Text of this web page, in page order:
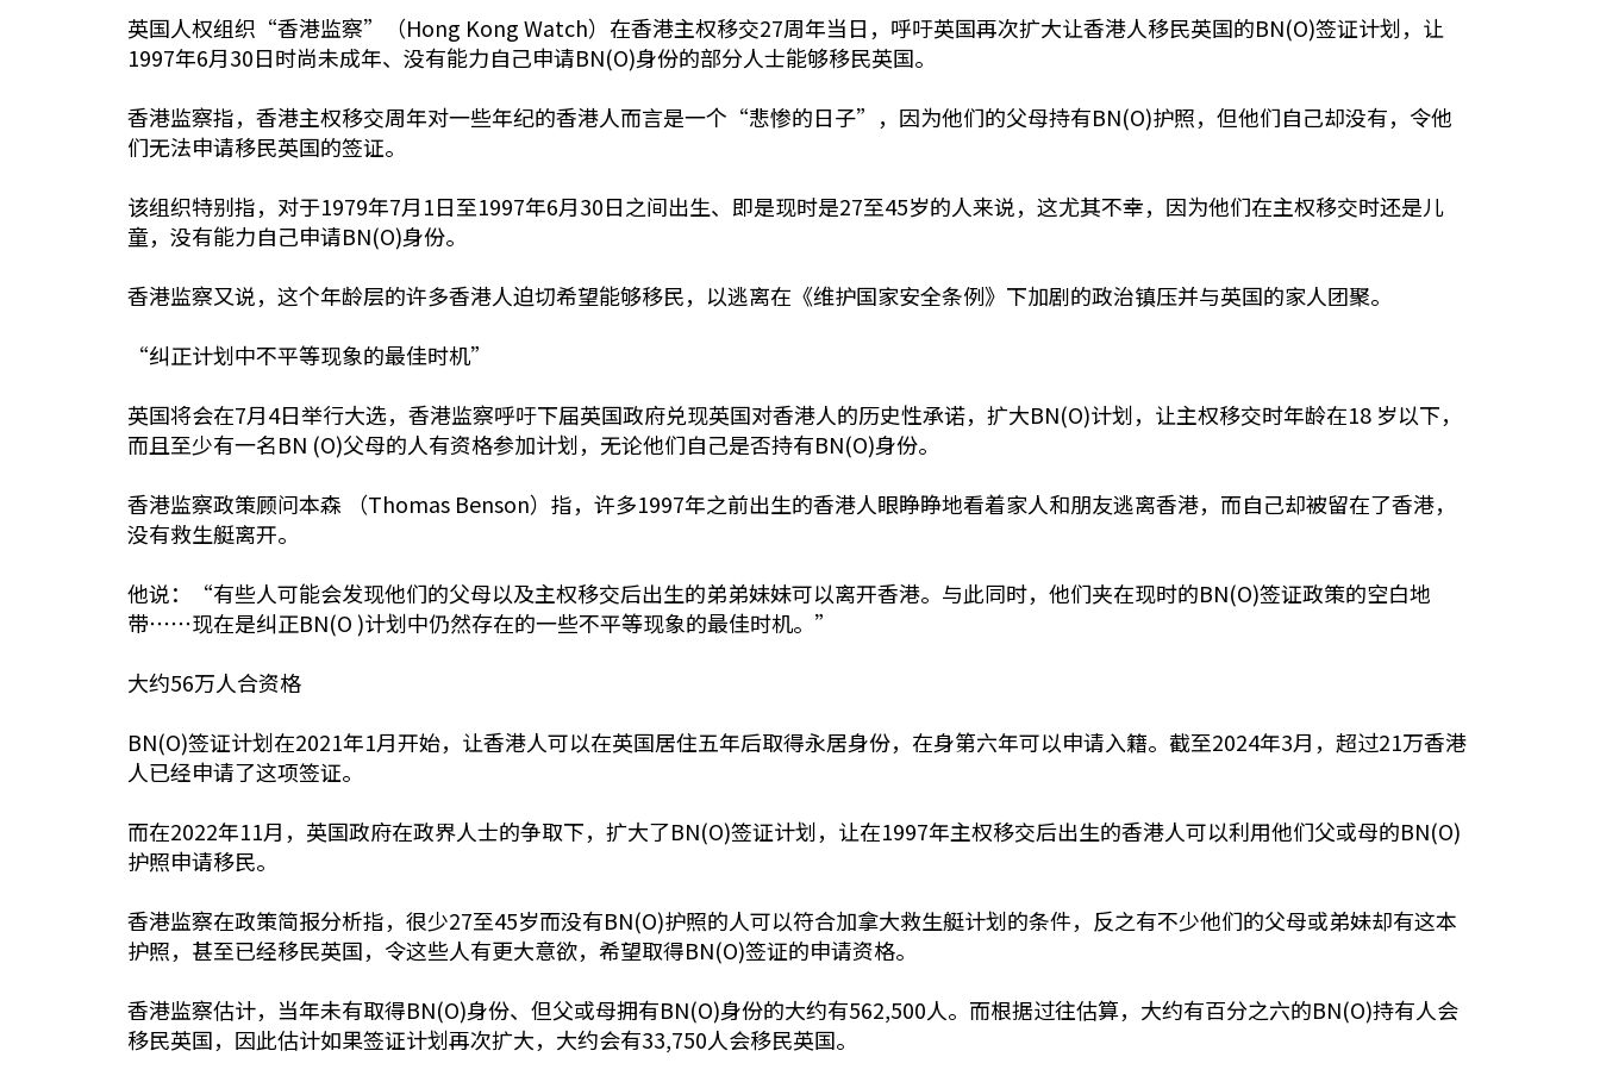
英国人权组织“香港监察”（Hong Kong Watch）在香港主权移交27周年当日，呼吁英国再次扩大让香港人移民英国的BN(O)签证计划，让
1997年6月30日时尚未成年、没有能力自己申请BN(O)身份的部分人士能够移民英国。
香港监察指，香港主权移交周年对一些年纪的香港人而言是一个“悲惨的日子”，因为他们的父母持有BN(O)护照，但他们自己却没有，令他
们无法申请移民英国的签证。
该组织特别指，对于1979年7月1日至1997年6月30日之间出生、即是现时是27至45岁的人来说，这尤其不幸，因为他们在主权移交时还是儿
童，没有能力自己申请BN(O)身份。
香港监察又说，这个年龄层的许多香港人迫切希望能够移民，以逃离在《维护国家安全条例》下加剧的政治镇压并与英国的家人团聚。
“纠正计划中不平等现象的最佳时机”
英国将会在7月4日举行大选，香港监察呼吁下届英国政府兑现英国对香港人的历史性承诺，扩大BN(O)计划，让主权移交时年龄在18 岁以下，
而且至少有一名BN (O)父母的人有资格参加计划，无论他们自己是否持有BN(O)身份。
香港监察政策顾问本森 （Thomas Benson）指，许多1997年之前出生的香港人眼睁睁地看着家人和朋友逃离香港，而自己却被留在了香港，
没有救生艇离开。
他说：“有些人可能会发现他们的父母以及主权移交后出生的弟弟妹妹可以离开香港。与此同时，他们夹在现时的BN(O)签证政策的空白地
带⋯⋯现在是纠正BN(O )计划中仍然存在的一些不平等现象的最佳时机。”
大约56万人合资格
BN(O)签证计划在2021年1月开始，让香港人可以在英国居住五年后取得永居身份，在身第六年可以申请入籍。截至2024年3月，超过21万香港
人已经申请了这项签证。
而在2022年11月，英国政府在政界人士的争取下，扩大了BN(O)签证计划，让在1997年主权移交后出生的香港人可以利用他们父或母的BN(O)
护照申请移民。
香港监察在政策简报分析指，很少27至45岁而没有BN(O)护照的人可以符合加拿大救生艇计划的条件，反之有不少他们的父母或弟妹却有这本
护照，甚至已经移民英国，令这些人有更大意欲，希望取得BN(O)签证的申请资格。
香港监察估计，当年未有取得BN(O)身份、但父或母拥有BN(O)身份的大约有562,500人。而根据过往估算，大约有百分之六的BN(O)持有人会
移民英国，因此估计如果签证计划再次扩大，大约会有33,750人会移民英国。